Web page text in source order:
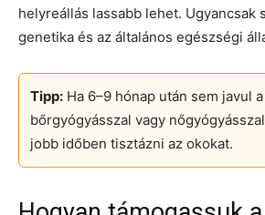
helyreállás lassabb lehet. Ugyancsak
genetika és az általános egészségi
Tipp: Ha 6–9 hónap után sem javul
bőrgyógyásszal vagy
jobb időben tisztázni az okokat.